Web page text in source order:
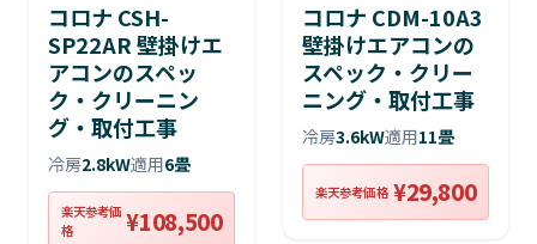
コロナ CSH-
SP22AR 壁掛けエ
アコンのスペッ
ク・クリーニン
グ・取付工事
冷房2.8kW適用6畳
楽天参考価
格
¥108,500
コロナ CDM-10A3
壁掛けエアコンの
スペック・クリー
ニング・取付工事
冷房3.6kW適用11畳
楽天参考価格 ¥29,800